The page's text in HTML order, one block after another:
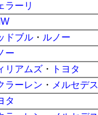
ラーリ
ドブル ・ ルノー
ー
リアムズ ・ トヨタ
ラーレン ・ メルセデス
タ